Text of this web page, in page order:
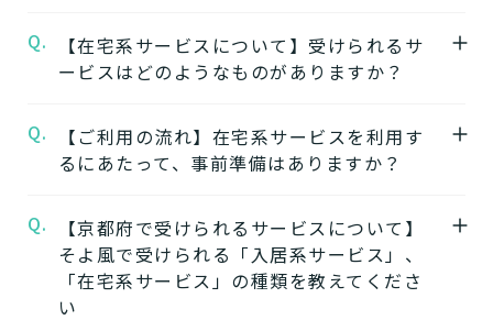
京都桂ケアセンターそよ風の公式ページでは
施設の写真から雰囲気をご確認いただけま
施設の中で別のサービスに移行することがで
きます。
【2】できるを増やす介護サービス
びできるようにする」ために支援したいと考
えています。お客様が自分らしく生活できる
ように、ご自身でできることと支援が必要な
自立 要支援 要介護 認知症相談可
Q.
【在宅系サービスについて】受けられるサ
ービスはどのようなものがありますか？
自宅から通う
してもらう
Q.
【ご利用の流れ】在宅系サービスを利用す
るにあたって、事前準備はありますか？
在宅系サービスの利用には「要介護認定」と
ケアマネジャーによる「ケアプラン」の作成
が必要です。
「要介護認定」を受けていない方
Q.
【京都府で受けられるサービスについて】
そよ風で受けられる「入居系サービス」、
「在宅系サービス」の種類を教えてくださ
い